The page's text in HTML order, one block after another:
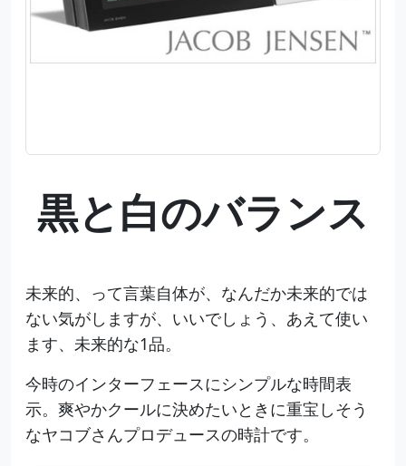
黒と白のバランス
未来的、って言葉自体が、なんだか未来的では
ない気がしますが、いいでしょう、あえて使い
ます、未来的な1品。
今時のインターフェースにシンプルな時間表
示。爽やかクールに決めたいときに重宝しそう
なヤコブさんプロデュースの時計です。